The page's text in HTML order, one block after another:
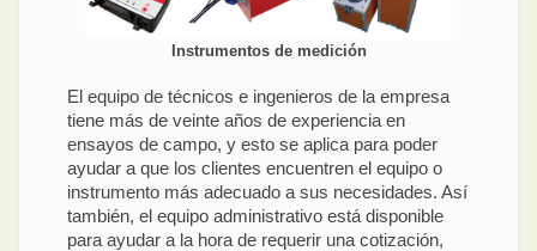
Instrumentos de medición
El equipo de técnicos e ingenieros de la empresa
tiene más de veinte años de experiencia en
ensayos de campo, y esto se aplica para poder
ayudar a que los clientes encuentren el equipo o
instrumento más adecuado a sus necesidades. Así
también, el equipo administrativo está disponible
para ayudar a la hora de requerir una cotización,